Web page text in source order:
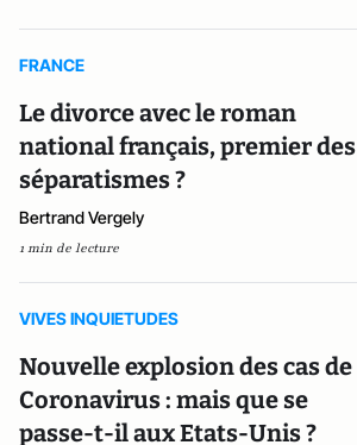
FRANCE
Le divorce avec le roman
national français, premier des
séparatismes ?
Bertrand Vergely
1 min de lecture
VIVES INQUIETUDES
Nouvelle explosion des cas de
Coronavirus : mais que se
passe-t-il aux Etats-Unis ?